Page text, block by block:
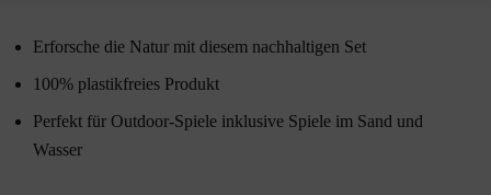
Erforsche die Natur mit diesem nachhaltigen Set
100% plastikfreies Produkt
Perfekt für Outdoor-Spiele inklusive Spiele im Sand und
Wasser